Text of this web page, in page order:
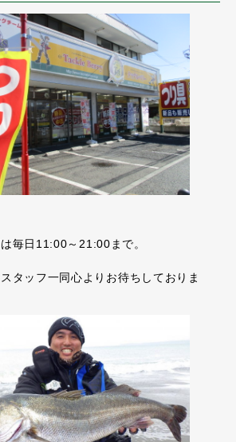
毎日11:00～21:00まで。
タッフ一同心よりお待ちしておりま